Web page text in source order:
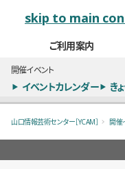
skip to main
ご利用案内
開催イベント
イベントカレンダー き
山口情報芸術センター［YCAM］ 開催